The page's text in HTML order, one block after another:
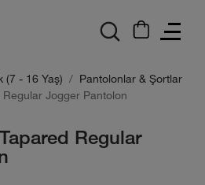
(7 - 16 Yaş)
Pantolonlar & Şortlar
Jogger Pantolon
Regular